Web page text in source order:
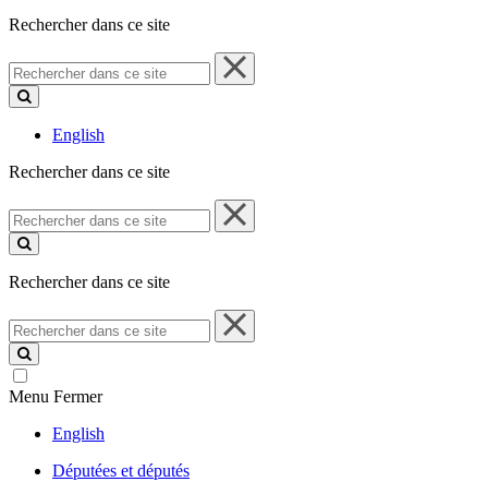
Rechercher dans ce site
Rechercher
dans
ce
English
Rechercher dans ce site
Rechercher
dans
ce
Rechercher dans ce site
Rechercher
dans
ce
site
Menu Fermer
English
Députées et députés